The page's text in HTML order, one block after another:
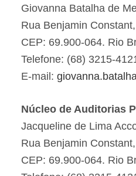
Giovanna Batalha de
Rua Benjamin
CEP: 69.900-064. Rio
Telefone: (68) 3215-
E-mail:
Núcleo de Auditorias
Jacqueline de Lima
Rua Benjamin
CEP: 69.900-064. Rio